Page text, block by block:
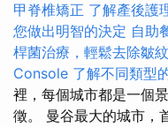
甲脊椎矯正 了解產後護
您做出明智的決定 自助
桿菌治療，輕鬆去除皺紋
Console 了解不同類型
裡，每個城市都是一個
徵。 曼谷最大的城市，